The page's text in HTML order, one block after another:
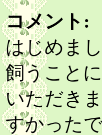
コメント:
はじめま
飼うこと
いただき
すかった